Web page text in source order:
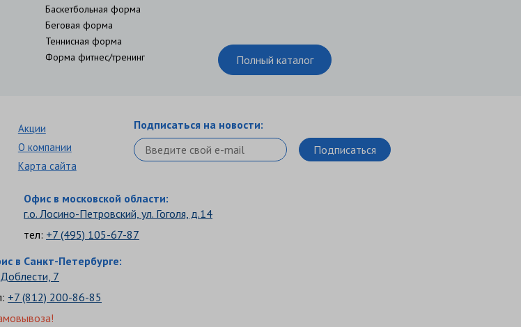
Баскетбольная форма
Беговая форма
Теннисная форма
Форма фитнес/тренинг
Полный каталог
Акции
О компании
Карта сайта
Подписаться на новости:
Офис в московской области:
г.о. Лосино-Петровский, ул. Гоголя, д.14
тел: +7 (495) 105-67-87
в Санкт-Петербурге:
7
+7 (812) 200-86-85